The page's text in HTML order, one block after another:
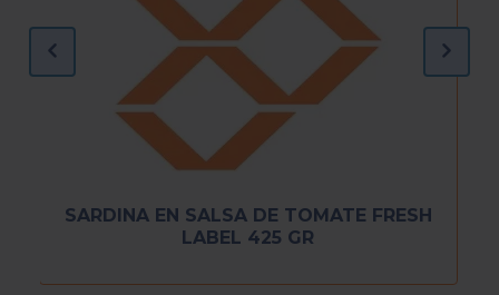
SARDINA EN SALSA DE TOMATE FRESH
LABEL 425 GR